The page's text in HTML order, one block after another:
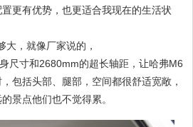
更有优势，也更适合我现在的生活状
大，就像厂家说的，
尺寸和2680mm的超长轴距，让哈弗M6
包括头部、腿部，空间都很舒适宽敞，
景点他们也不觉得累。